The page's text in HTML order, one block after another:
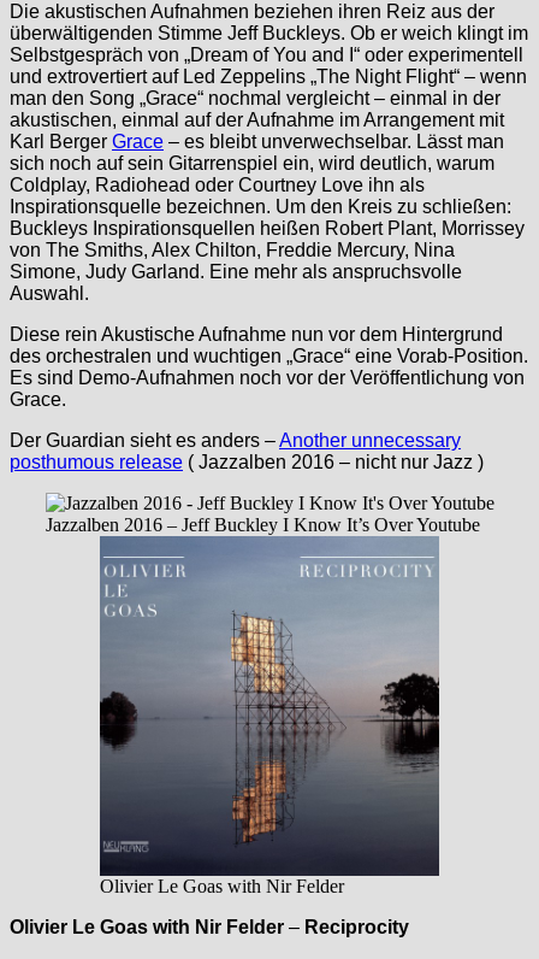
Die akustischen Aufnahmen beziehen ihren Reiz aus der
überwältigenden Stimme Jeff Buckleys. Ob er weich klingt im
Selbstgespräch von „Dream of You and I“ oder experimentell
und extrovertiert auf Led Zeppelins „The Night Flight“ – wenn
man den Song „Grace“ nochmal vergleicht – einmal in der
akustischen, einmal auf der Aufnahme im Arrangement mit
Karl Berger Grace – es bleibt unverwechselbar. Lässt man
sich noch auf sein Gitarrenspiel ein, wird deutlich, warum
Coldplay, Radiohead oder Courtney Love ihn als
Inspirationsquelle bezeichnen. Um den Kreis zu schließen:
Buckleys Inspirationsquellen heißen Robert Plant, Morrissey
von The Smiths, Alex Chilton, Freddie Mercury, Nina
Simone, Judy Garland. Eine mehr als anspruchsvolle
Auswahl.
Diese rein Akustische Aufnahme nun vor dem Hintergrund
des orchestralen und wuchtigen „Grace“ eine Vorab-Position.
Es sind Demo-Aufnahmen noch vor der Veröffentlichung von
Grace.
Der Guardian sieht es anders –Another unnecessary
posthumous release ( Jazzalben 2016 – nicht nur Jazz )
Jazzalben 2016 – Jeff Buckley I Know It’s Over Youtube
Olivier Le Goas with Nir Felder
Olivier Le Goas with Nir Felder – Reciprocity